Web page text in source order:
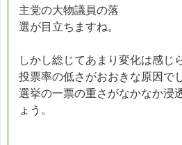
主党の大物議員の落
選が目立ちますね。
しかし総じてあまり変化は感じ
投票率の低さがおおきな原因で
選挙の一票の重さがなかなか浸
ょう。